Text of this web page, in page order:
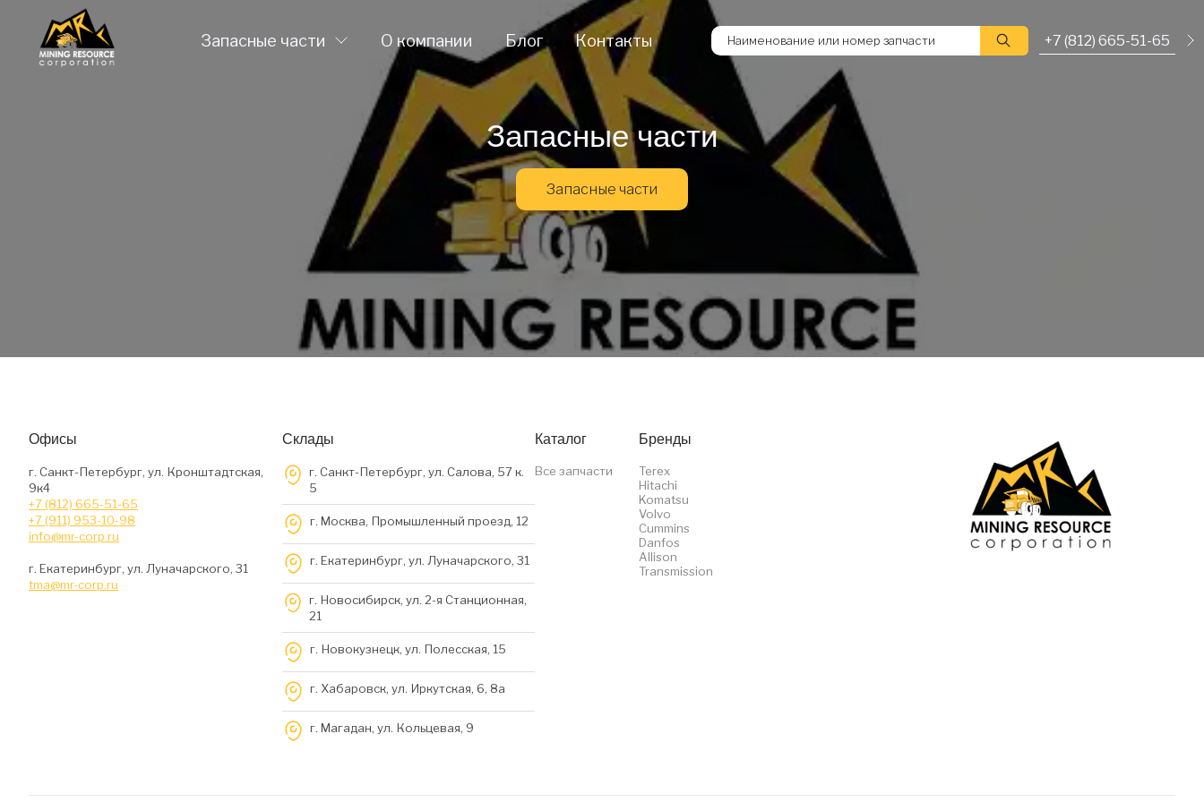
Запасные части О компании Блог Контакты Наименование или номер запчасти +7 (812) 665-51-65
Запасные части
Запасные части
Офисы
г. Санкт-Петербург, ул. Кронштадтская,
9к4
+7 (812) 665-51-65
+7 (911) 953-10-98
info@mr-corp.ru
г. Екатеринбург, ул. Луначарского, 31
tma@mr-corp.ru
Склады
г. Санкт-Петербург, ул. Салова, 57 к.
5
г. Москва, Промышленный проезд, 12
г. Екатеринбург, ул. Луначарского, 31
г. Новосибирск, ул. 2-я Станционная,
21
г. Новокузнецк, ул. Полесская, 15
г. Хабаровск, ул. Иркутская, 6, 8a
г. Магадан, ул. Кольцевая, 9
Каталог
Все запчасти
Бренды
Terex
Hitachi
Komatsu
Volvo
Cummins
Danfos
Allison
Transmission